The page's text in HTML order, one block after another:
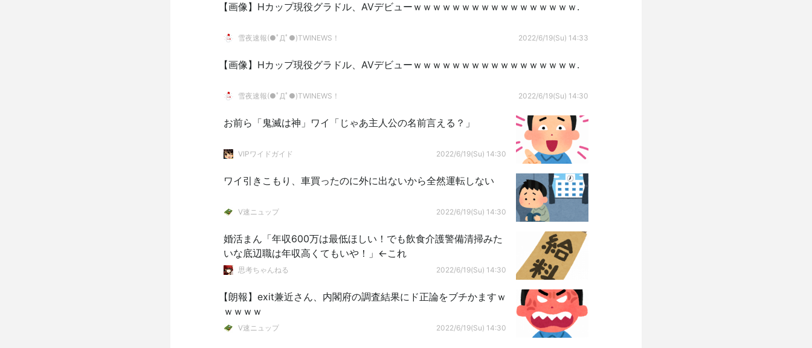
【画像】Hカップ現役グラドル、AVデビューｗｗｗｗｗｗｗｗｗｗｗｗｗｗｗｗｗ.
雪夜速報(●ﾟДﾟ●)TWINEWS！ 2022/6/19(Su) 14:33
【画像】Hカップ現役グラドル、AVデビューｗｗｗｗｗｗｗｗｗｗｗｗｗｗｗｗｗ.
雪夜速報(●ﾟДﾟ●)TWINEWS！ 2022/6/19(Su) 14:30
お前ら「鬼滅は神」ワイ「じゃあ主人公の名前言える？」
VIPワイドガイド 2022/6/19(Su) 14:30
ワイ引きこもり、車買ったのに外に出ないから全然運転しない
V速ニュップ 2022/6/19(Su) 14:30
婚活まん「年収600万は最低ほしい！でも飲食介護警備清掃みた
いな底辺職は年収高くてもいや！」←これ
思考ちゃんねる 2022/6/19(Su) 14:30
【朗報】exit兼近さん、内閣府の調査結果にド正論をブチかますｗ
ｗｗｗｗ
V速ニュップ 2022/6/19(Su) 14:30